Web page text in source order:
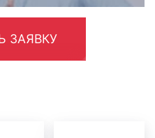
денежные средства,
радио, оправдались,
на радио
ЗАЯВКУ